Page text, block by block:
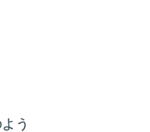
う